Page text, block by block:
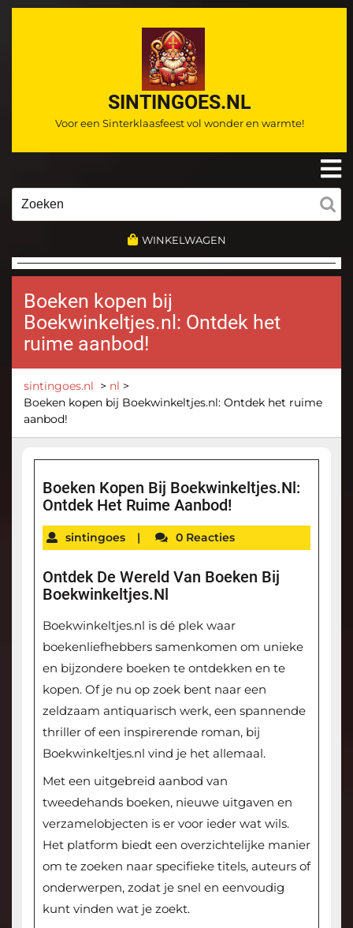
Ga
SINTINGOES.NL
Voor een Sinterklaasfeest vol wonder en warmte!
WINKELWAGEN
Boeken kopen bij
Boekwinkeltjes.nl: Ontdek het
ruime aanbod!
sintingoes.nl > nl >
Boeken kopen bij Boekwinkeltjes.nl: Ontdek het ruime
aanbod!
Boeken Kopen Bij Boekwinkeltjes.nl:
Ontdek Het Ruime Aanbod!
sintingoes | 0 Reacties
Ontdek De Wereld Van Boeken Bij
Boekwinkeltjes.nl
Boekwinkeltjes.nl is dé plek waar
boekenliefhebbers samenkomen om unieke
en bijzondere boeken te ontdekken en te
kopen. Of je nu op zoek bent naar een
zeldzaam antiquarisch werk, een spannende
thriller of een inspirerende roman, bij
Boekwinkeltjes.nl vind je het allemaal.
Met een uitgebreid aanbod van
tweedehands boeken, nieuwe uitgaven en
verzamelobjecten is er voor ieder wat wils.
Het platform biedt een overzichtelijke manier
om te zoeken naar specifieke titels, auteurs of
onderwerpen, zodat je snel en eenvoudig
kunt vinden wat je zoekt.